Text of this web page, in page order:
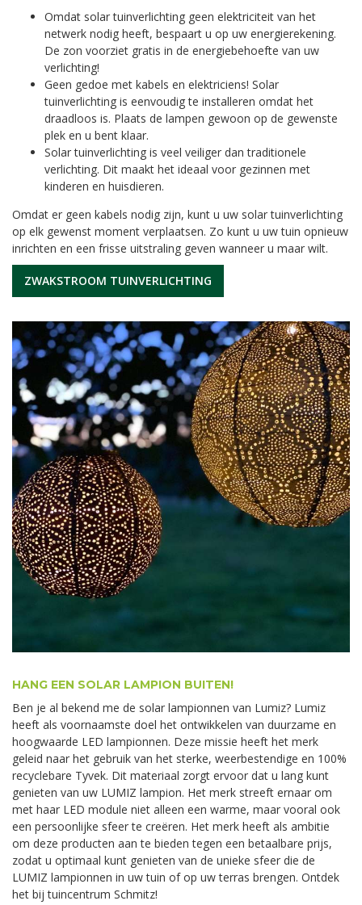
Omdat solar tuinverlichting geen elektriciteit van het
netwerk nodig heeft, bespaart u op uw energierekening.
De zon voorziet gratis in de energiebehoefte van uw
verlichting!
Geen gedoe met kabels en elektriciens! Solar
tuinverlichting is eenvoudig te installeren omdat het
draadloos is. Plaats de lampen gewoon op de gewenste
plek en u bent klaar.
Solar tuinverlichting is veel veiliger dan traditionele
verlichting. Dit maakt het ideaal voor gezinnen met
kinderen en huisdieren.
Omdat er geen kabels nodig zijn, kunt u uw solar tuinverlichting
op elk gewenst moment verplaatsen. Zo kunt u uw tuin opnieuw
inrichten en een frisse uitstraling geven wanneer u maar wilt.
ZWAKSTROOM TUINVERLICHTING
HANG EEN SOLAR LAMPION BUITEN!
Ben je al bekend me de solar lampionnen van Lumiz? Lumiz
heeft als voornaamste doel het ontwikkelen van duurzame en
hoogwaarde LED lampionnen. Deze missie heeft het merk
geleid naar het gebruik van het sterke, weerbestendige en 100%
recyclebare Tyvek. Dit materiaal zorgt ervoor dat u lang kunt
genieten van uw LUMIZ lampion. Het merk streeft ernaar om
met haar LED module niet alleen een warme, maar vooral ook
een persoonlijke sfeer te creëren. Het merk heeft als ambitie
om deze producten aan te bieden tegen een betaalbare prijs,
zodat u optimaal kunt genieten van de unieke sfeer die de
LUMIZ lampionnen in uw tuin of op uw terras brengen. Ontdek
het bij tuincentrum Schmitz!